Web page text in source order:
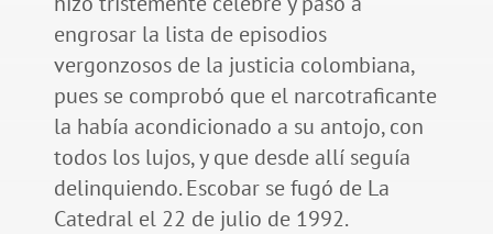
engrosar la lista de episodios
vergonzosos de la justicia colombiana,
pues se comprobó que el narcotraficante
la había acondicionado a su antojo, con
todos los lujos, y que desde allí seguía
delinquiendo. Escobar se fugó de La
Catedral el 22 de julio de 1992.